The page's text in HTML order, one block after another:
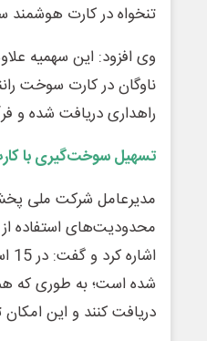
تنخواه در کارت
ناوگان در کارت سوخت
راهداری دریافت شده و
تسهیل سوخت‌گیری با کارت
مدیرعامل شرکت ملی
محدودیت‌های استفاده
دریافت کنند و این